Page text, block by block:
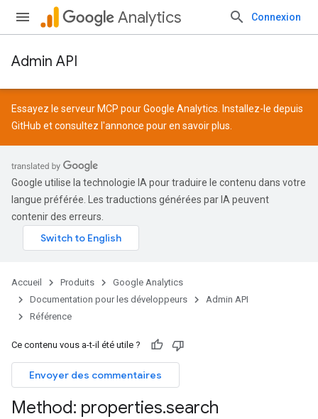
Analytics Connexion
Admin API
Essayez le serveur MCP pour Google Analytics. Installez-le depuis
GitHub et consultez l'annonce pour en savoir plus.
Google utilise la technologie IA pour traduire le contenu dans votre
langue préférée. Les traductions générées par IA peuvent
contenir des erreurs.
Accueil Produits
Google Analytics
Documentation pour les développeurs
Admin API
Référence
Ce contenu vous a-t-il été utile ?
Envoyer des commentaires
Method: properties.search